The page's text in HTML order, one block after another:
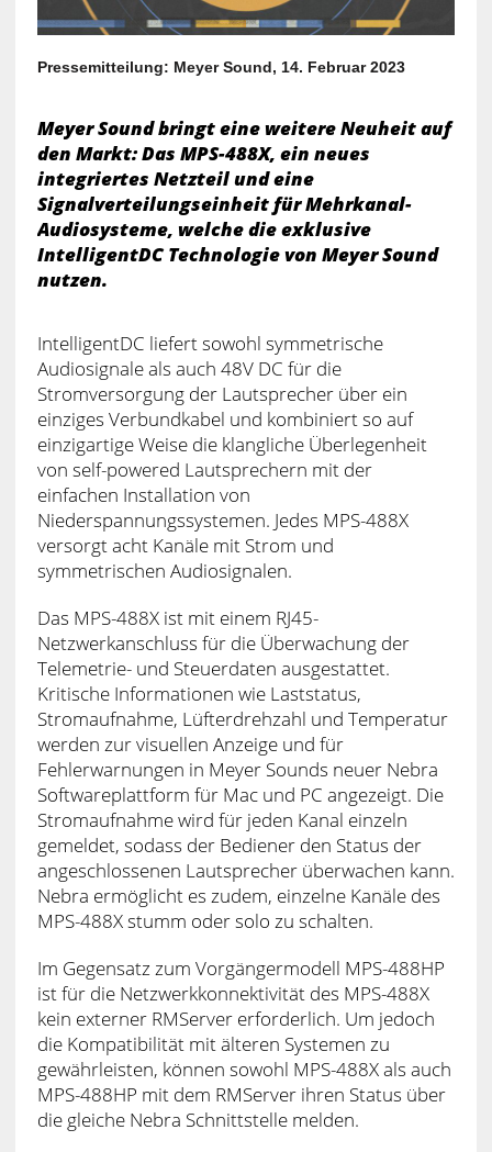
Pressemitteilung: Meyer Sound, 14. Februar 2023
Meyer Sound bringt eine weitere Neuheit auf
den Markt: Das MPS-488X, ein neues
integriertes Netzteil und eine
Signalverteilungseinheit für Mehrkanal-
Audiosysteme, welche die exklusive
IntelligentDC Technologie von Meyer Sound
nutzen.
IntelligentDC liefert sowohl symmetrische
Audiosignale als auch 48V DC für die
Stromversorgung der Lautsprecher über ein
einziges Verbundkabel und kombiniert so auf
einzigartige Weise die klangliche Überlegenheit
von self-powered Lautsprechern mit der
einfachen Installation von
Niederspannungssystemen. Jedes MPS-488X
versorgt acht Kanäle mit Strom und
symmetrischen Audiosignalen.
Das MPS-488X ist mit einem RJ45-
Netzwerkanschluss für die Überwachung der
Telemetrie- und Steuerdaten ausgestattet.
Kritische Informationen wie Laststatus,
Stromaufnahme, Lüfterdrehzahl und Temperatur
werden zur visuellen Anzeige und für
Fehlerwarnungen in Meyer Sounds neuer Nebra
Softwareplattform für Mac und PC angezeigt. Die
Stromaufnahme wird für jeden Kanal einzeln
gemeldet, sodass der Bediener den Status der
angeschlossenen Lautsprecher überwachen kann.
Nebra ermöglicht es zudem, einzelne Kanäle des
MPS-488X stumm oder solo zu schalten.
Im Gegensatz zum Vorgängermodell MPS-488HP
ist für die Netzwerkkonnektivität des MPS-488X
kein externer RMServer erforderlich. Um jedoch
die Kompatibilität mit älteren Systemen zu
gewährleisten, können sowohl MPS-488X als auch
MPS-488HP mit dem RMServer ihren Status über
die gleiche Nebra Schnittstelle melden.